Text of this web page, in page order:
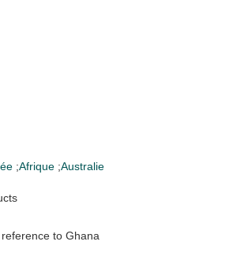
;Afrique ;Australie
to Ghana